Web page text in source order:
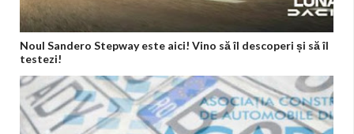
Noul Sandero Stepway este aici! Vino să îl descoperi și să îl
testezi!